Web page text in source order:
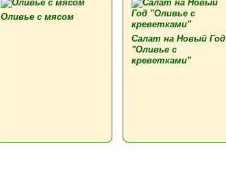
Оливье с мясом
Салат на Новый Год
"Оливье с
креветками"